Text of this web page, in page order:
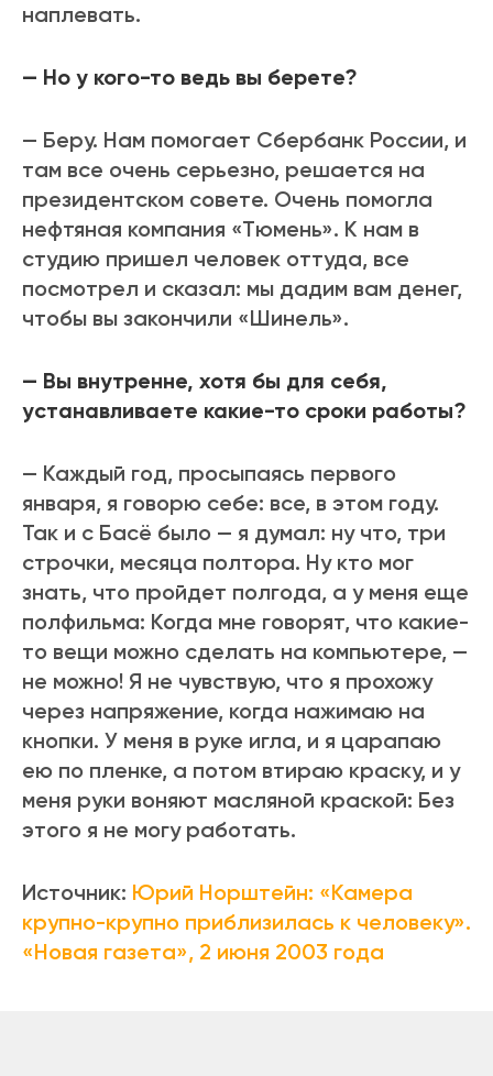
наплевать.
— Но у кого-то ведь вы берете?
— Беру. Нам помогает Сбербанк России, и
там все очень серьезно, решается на
президентском совете. Очень помогла
нефтяная компания «Тюмень». К нам в
студию пришел человек оттуда, все
посмотрел и сказал: мы дадим вам денег,
чтобы вы закончили «Шинель».
— Вы внутренне, хотя бы для себя,
устанавливаете какие-то сроки работы?
— Каждый год, просыпаясь первого
января, я говорю себе: все, в этом году.
Так и с Басё было — я думал: ну что, три
строчки, месяца полтора. Ну кто мог
знать, что пройдет полгода, а у меня еще
полфильма: Когда мне говорят, что какие-
то вещи можно сделать на компьютере, —
не можно! Я не чувствую, что я прохожу
через напряжение, когда нажимаю на
кнопки. У меня в руке игла, и я царапаю
ею по пленке, а потом втираю краску, и у
меня руки воняют масляной краской: Без
этого я не могу работать.
Источник: Юрий Норштейн: «Камера
крупно-крупно приблизилась к человеку».
«Новая газета», 2 июня 2003 года